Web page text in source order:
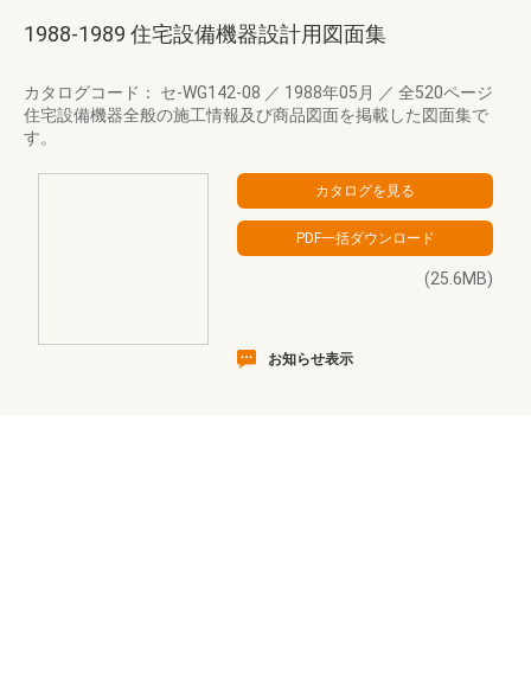
1988-1989 住宅設備機器設計用図面集
カタログコード： セ-WG142-08 ／ 1988年05月 ／ 全520ページ
住宅設備機器全般の施工情報及び商品図面を掲載した図面集で
す。
(25.6MB)
お知らせ表示